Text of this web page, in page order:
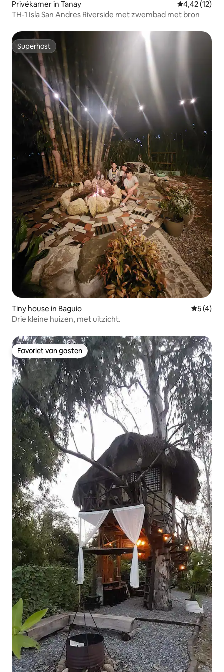
Privékamer in Tanay Gemiddelde
4,42 (12)
TH-1 Isla San Andres Riverside met zwembad met bron
Superhost
Superhost
Tiny house in Baguio
5 (4)
Drie kleine huizen, met uitzicht.
Favoriet van gasten
Favoriet van gasten